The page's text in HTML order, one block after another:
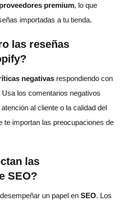
proveedores premium, lo que
importadas a tu tienda.
las reseñas
negativas respondiendo con
los comentarios negativos
al cliente o la calidad del
te importan las preocupaciones de
las
SEO?
desempeñar un papel en SEO. Los